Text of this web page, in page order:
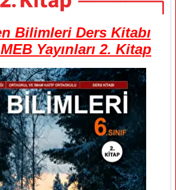
Bilimleri Ders Kitabı
Yayınları 2. Kitap